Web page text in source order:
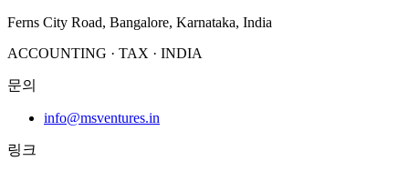
Ferns City Road, Bangalore, Karnataka, India
ACCOUNTING · TAX · INDIA
문의
info@msventures.in
링크